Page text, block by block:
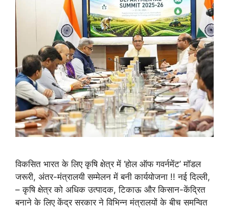
विकसित भारत के लिए कृषि क्षेत्र में ‘होल ऑफ गवर्नमेंट’ मॉडल
जरूरी, अंतर-मंत्रालयी सम्मेलन में बनी कार्ययोजना !! नई दिल्ली,
– कृषि क्षेत्र को अधिक उत्पादक, टिकाऊ और किसान-केंद्रित
बनाने के लिए केंद्र सरकार ने विभिन्न मंत्रालयों के बीच समन्वित